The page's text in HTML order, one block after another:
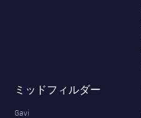
ミッドフィルダー
Gavi